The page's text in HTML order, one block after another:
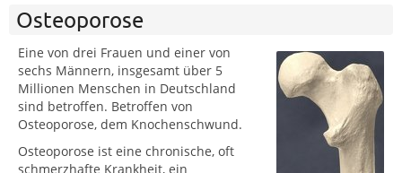
Osteoporose
Eine von drei Frauen und einer von
sechs Männern, insgesamt über 5
Millionen Menschen in Deutschland
sind betroffen. Betroffen von
Osteoporose, dem Knochenschwund.
Osteoporose ist eine chronische, oft
schmerzhafte Krankheit, ein